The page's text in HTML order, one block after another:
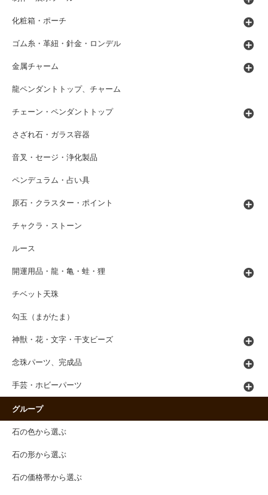
化粧箱・ポーチ
ゴム糸・革紐・針金・ロンデル
金属チャーム
龍ペンダントトップ、チャーム
チェーン・ペンダントトップ
さざれ石・ガラス容器
音叉・セージ・浄化製品
ペンデュラム・占い具
原石・クラスター・ポイント
チャクラ・ストーン
ルース
開運用品・龍・亀・蛙・狸
チベット天珠
勾玉（まがたま）
神獣・花・文字・干支ビーズ
念珠パーツ、完成品
手芸・ホビーパーツ
グループ
石の色から選ぶ
石の形から選ぶ
石の価格帯から選ぶ